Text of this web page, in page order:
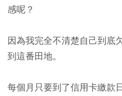
感呢？
因為我完全不清楚自己到底
到這番田地。
每個月只要到了信用卡繳款